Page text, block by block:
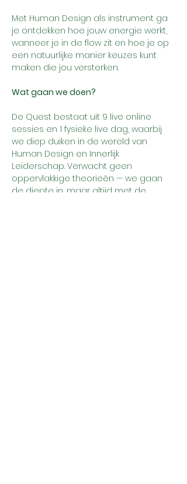
Met Human Design als instrument ga
je ontdekken hoe jouw energie werkt,
wanneer je in de flow zit en hoe je op
een natuurlijke manier keuzes kunt
maken die jou versterken.
Wat gaan we doen?
De Quest bestaat uit 9 live online
sessies en 1 fysieke live dag, waarbij
we diep duiken in de wereld van
Human Design en Innerlijk
Leiderschap. Verwacht geen
oppervlakkige theorieën — we gaan
de diepte in, maar altijd met de